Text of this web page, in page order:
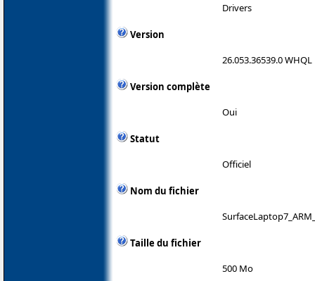
Drivers
Version
26.053.36539.0 WHQL
Version complète
Oui
Statut
Officiel
Nom du fichier
Taille du fichier
500 Mo